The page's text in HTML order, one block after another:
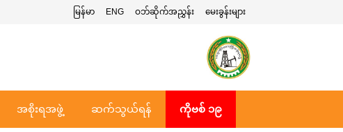
မေးခွန်းများ
ဝဘ်ဆိုက်အညွှန်း
ENG
မြန်မာ
အစိုးရအဖွဲ့ ဆက်သွယ်ရန် ကိုဗစ် ၁၉